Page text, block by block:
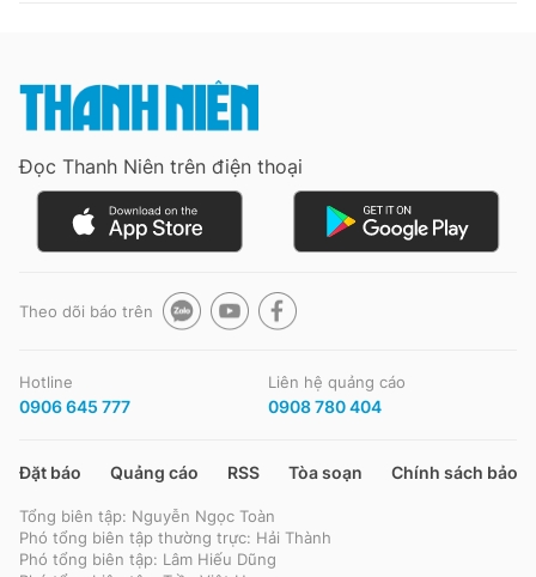
Đọc Thanh Niên trên điện thoại
Theo dõi báo trên
Hotline
0906 645 777
Liên hệ quảng cáo
0908 780 404
Đặt báo Quảng cáo RSS Tòa soạn Chính sách bảo
Tổng biên tập: Nguyễn Ngọc Toàn
Phó tổng biên tập thường trực: Hải Thành
Phó tổng biên tập: Lâm Hiếu Dũng